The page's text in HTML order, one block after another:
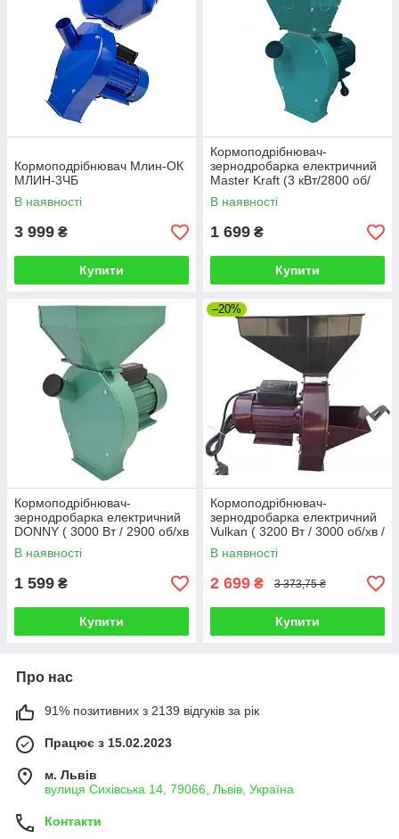
Кормоподрібнювач Млин-ОК
МЛИН-3ЧБ
В наявності
3 999 ₴
Купити
Кормоподрібнювач-
зернодробарка електричний
Master Kraft (3 кВт/2800 об/
хв/продуктивність 220кг/год)
В наявності
1 699 ₴
Купити
Кормоподрібнювач-
зернодробарка електричний
DONNY ( 3000 Вт / 2900 об/хв
/ продуктивність 240 кг/год )
В наявності
1 599 ₴
Купити
–20%
Кормоподрібнювач-
зернодробарка електричний
Vulkan ( 3200 Вт / 3000 об/хв /
продуктивність 250 кг/год )
В наявності
2 699 ₴ 3 373,75 ₴
Купити
Про нас
91% позитивних з 2139 відгуків за рік
Працює з 15.02.2023
м. Львів
вулиця Сихівська 14, 79066, Львів, Україна
Контакти